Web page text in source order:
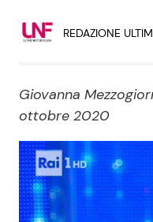
News dal mondo
REDAZIONE
Giovanna
ottobre 2020